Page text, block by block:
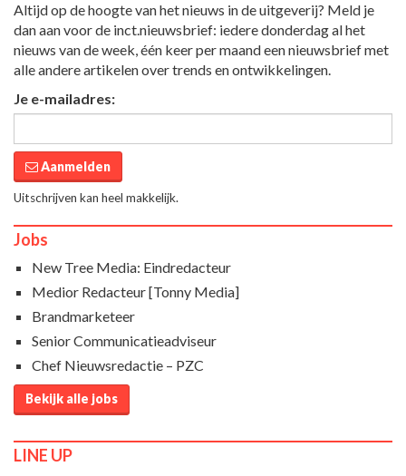
Altijd op de hoogte van het nieuws in de uitgeverij? Meld je
dan aan voor de inct.nieuwsbrief: iedere donderdag al het
nieuws van de week, één keer per maand een nieuwsbrief met
alle andere artikelen over trends en ontwikkelingen.
Je e-mailadres:
Aanmelden
Uitschrijven kan heel makkelijk.
Jobs
New Tree Media: Eindredacteur
Medior Redacteur [Tonny Media]
Brandmarketeer
Senior Communicatieadviseur
Chef Nieuwsredactie – PZC
Bekijk alle jobs
LINE UP